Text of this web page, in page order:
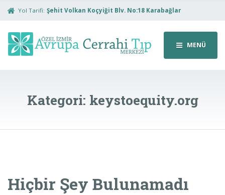
Yol Tarifi: Şehit Volkan Koçyiğit Blv. No:18 Karabağlar
MENÜ
Kategori: keystoequity.org
Hiçbir Şey Bulunamadı